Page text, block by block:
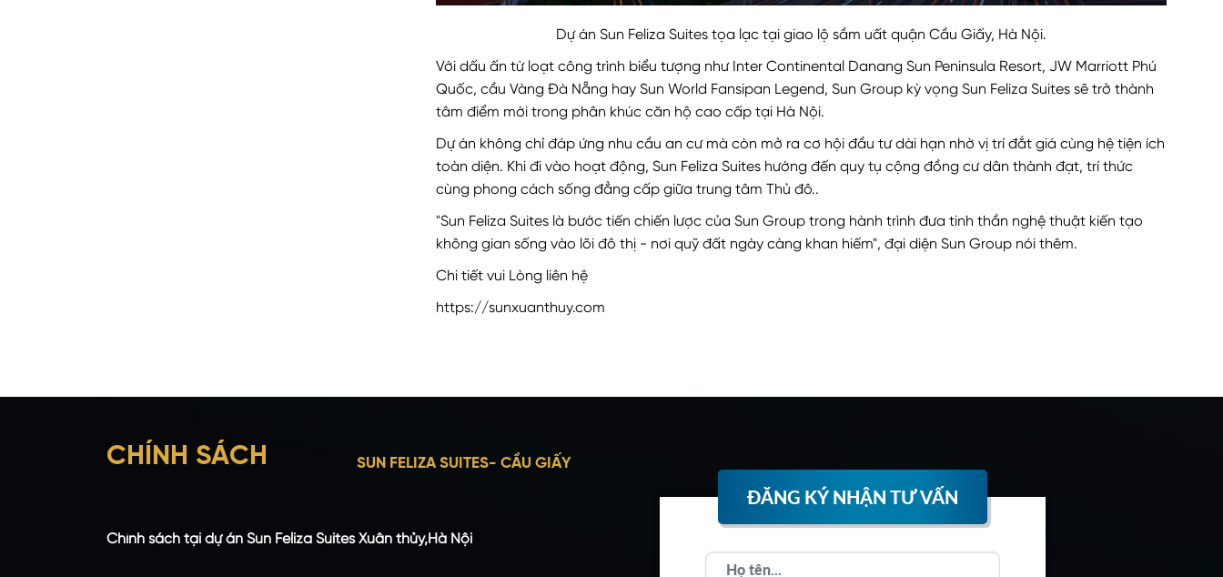
Dự án Sun Feliza Suites tọa lạc tại giao lộ sầm uất quận Cầu Giấy, Hà Nội.
Với dấu ấn từ loạt công trình biểu tượng như Inter Continental Danang Sun Peninsula Resort, JW Marriott Phú
Quốc, cầu Vàng Đà Nẵng hay Sun World Fansipan Legend, Sun Group kỳ vọng Sun Feliza Suites sẽ trở thành
tâm điểm mới trong phân khúc căn hộ cao cấp tại Hà Nội.
Dự án không chỉ đáp ứng nhu cầu an cư mà còn mở ra cơ hội đầu tư dài hạn nhờ vị trí đắt giá cùng hệ tiện ích
toàn diện. Khi đi vào hoạt động, Sun Feliza Suites hướng đến quy tụ cộng đồng cư dân thành đạt, trí thức
cùng phong cách sống đẳng cấp giữa trung tâm Thủ đô..
"Sun Feliza Suites là bước tiến chiến lược của Sun Group trong hành trình đưa tinh thần nghệ thuật kiến tạo
không gian sống vào lõi đô thị - nơi quỹ đất ngày càng khan hiếm", đại diện Sun Group nói thêm.
Chi tiết vui Lòng liên hệ
https://sunxuanthuy.com
CHÍNH SÁCH SUN FELIZA SUITES- CẦU GIẤY
Chính sách tại dự án Sun Feliza Suites Xuân thủy,Hà Nội
ĐĂNG KÝ NHẬN TƯ VẤN